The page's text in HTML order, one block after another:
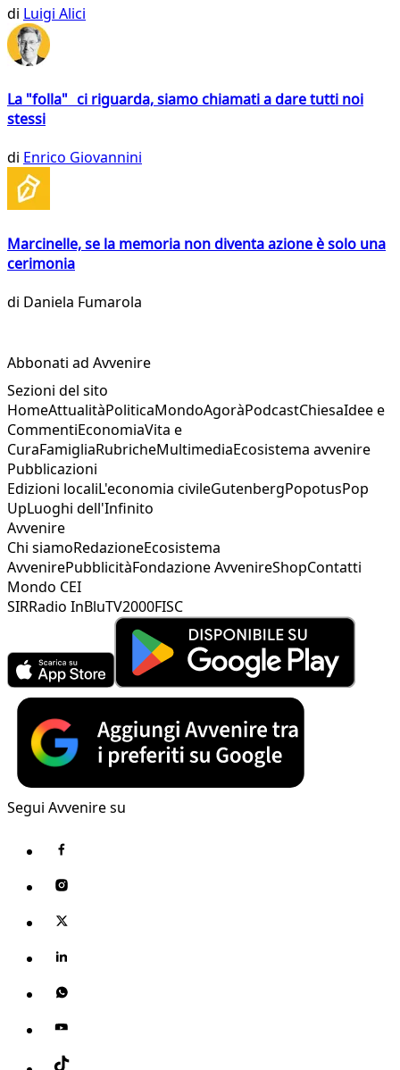
di Luigi Alici
La "folla" ci riguarda, siamo chiamati a dare tutti noi
stessi
di Enrico Giovannini
Marcinelle, se la memoria non diventa azione è solo una
cerimonia
di Daniela Fumarola
Abbonati ad Avvenire
Sezioni del sito
HomeAttualitàPoliticaMondoAgoràPodcastChiesaIdee e
CommentiEconomiaVita e
CuraFamigliaRubricheMultimediaEcosistema avvenire
Pubblicazioni
Edizioni localiL'economia civileGutenbergPopotusPop
UpLuoghi dell'Infinito
Avvenire
Chi siamoRedazioneEcosistema
AvvenirePubblicitàFondazione AvvenireShopContatti
Mondo CEI
SIRRadio InBluTV2000FISC
Segui Avvenire su